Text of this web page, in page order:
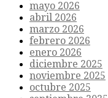
mayo 2026
abril 2026
marzo 2026
febrero 2026
enero 2026
diciembre 2025
noviembre 2025
octubre 2025